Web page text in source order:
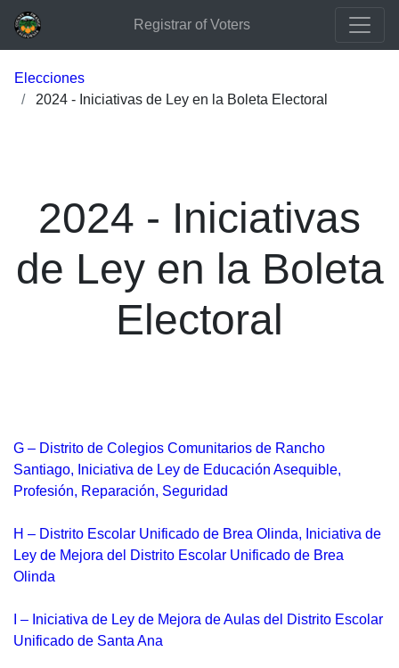
Registrar of Voters
Elecciones
2024 - Iniciativas de Ley en la Boleta Electoral
2024 - Iniciativas
de Ley en la Boleta
Electoral
G – Distrito de Colegios Comunitarios de Rancho
Santiago, Iniciativa de Ley de Educación Asequible,
Profesión, Reparación, Seguridad
H – Distrito Escolar Unificado de Brea Olinda, Iniciativa de
Ley de Mejora del Distrito Escolar Unificado de Brea
Olinda
I – Iniciativa de Ley de Mejora de Aulas del Distrito Escolar
Unificado de Santa Ana